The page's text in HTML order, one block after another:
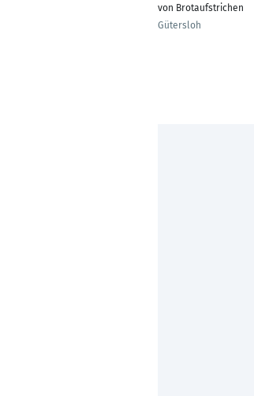
von Brotaufstrichen
Gütersloh